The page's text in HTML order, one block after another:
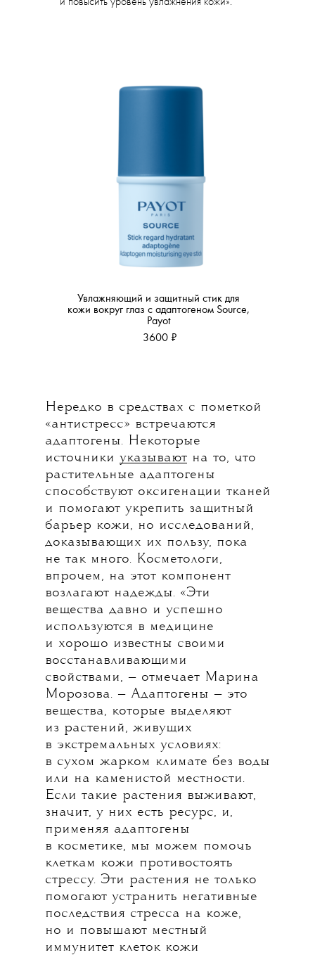
Увлажняющий и защитный стик для
кожи вокруг глаз c адаптогеном Source,
Payot
3600 ₽
Нередко в средствах с пометкой
«антистресс» встречаются
адаптогены. Некоторые
источники указывают на то, что
растительные адаптогены
способствуют оксигенации тканей
и помогают укрепить защитный
барьер кожи, но исследований,
доказывающих их пользу, пока
не так много. Косметологи,
впрочем, на этот компонент
возлагают надежды. «Эти
вещества давно и успешно
используются в медицине
и хорошо известны своими
восстанавливающими
свойствами, — отмечает Марина
Морозова. — Адаптогены — это
вещества, которые выделяют
из растений, живущих
в экстремальных условиях:
в сухом жарком климате без воды
или на каменистой местности.
Если такие растения выживают,
значит, у них есть ресурс, и,
применяя адаптогены
в косметике, мы можем помочь
клеткам кожи противостоять
стрессу. Эти растения не только
помогают устранить негативные
последствия стресса на коже,
но и повышают местный
иммунитет клеток кожи